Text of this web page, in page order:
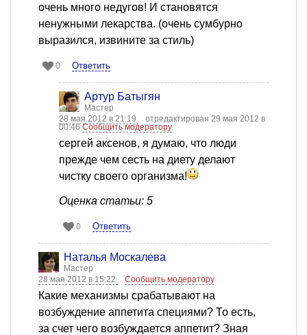
очень много недугов! И становятся
ненужными лекарства. (очень сумбурно
выразился, извините за стиль)
0 Ответить
Артур Батыгян
Мастер
28 мая 2012 в 21:19
отредактирован 29 мая 2012 в
00:46Сообщить модератору
сергей аксенов, я думаю, что люди
прежде чем сесть на диету делают
чистку своего организма!
Оценка статьи: 5
0 Ответить
Наталья Москалева
Мастер
28 мая 2012 в 15:22
Сообщить модератору
Какие механизмы срабатывают на
возбуждение аппетита специями? То есть,
за счет чего возбуждается аппетит? Зная